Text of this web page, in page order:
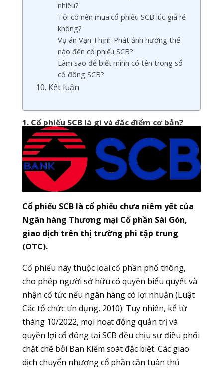
nhiêu?
Tôi có nên mua cổ phiếu SCB lúc giá rẻ
không?
Vụ án Vạn Thịnh Phát ảnh hưởng thế
nào đến cổ phiếu SCB?
Làm sao để biết mình có tên trong sổ
cổ đông SCB?
10. Kết luận
1. Cổ phiếu SCB là gì và đặc điểm cơ bản?
Cổ phiếu SCB là cổ phiếu chưa niêm yết của
Ngân hàng Thương mại Cổ phần Sài Gòn,
giao dịch trên thị trường phi tập trung
(OTC).
Cổ phiếu này thuộc loại cổ phần phổ thông,
cho phép người sở hữu có quyền biểu quyết và
nhận cổ tức nếu ngân hàng có lợi nhuận (Luật
Các tổ chức tín dụng, 2010). Tuy nhiên, kể từ
tháng 10/2022, mọi hoạt động quản trị và
quyền lợi cổ đông tại SCB đều chịu sự điều phối
chặt chẽ bởi Ban Kiểm soát đặc biệt. Các giao
dịch chuyển nhượng cổ phần cần tuân thủ